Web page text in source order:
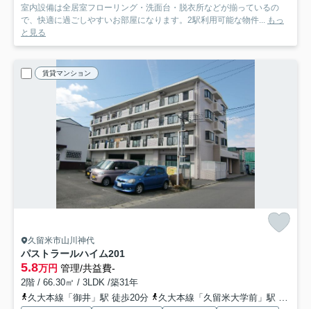
室内設備は全居室フローリング・洗面台・脱衣所などが揃っているの
で、快適に過ごしやすいお部屋になります。2駅利用可能な物件...
もっ
と見る
賃貸マンション
久留米市山川神代
パストラールハイム201
5.8万円 管理/共益費-
2階 / 66.30㎡ / 3LDK /築31年
久大本線「御井」駅 徒歩20分
久大本線「久留米大学前」駅 徒歩27分